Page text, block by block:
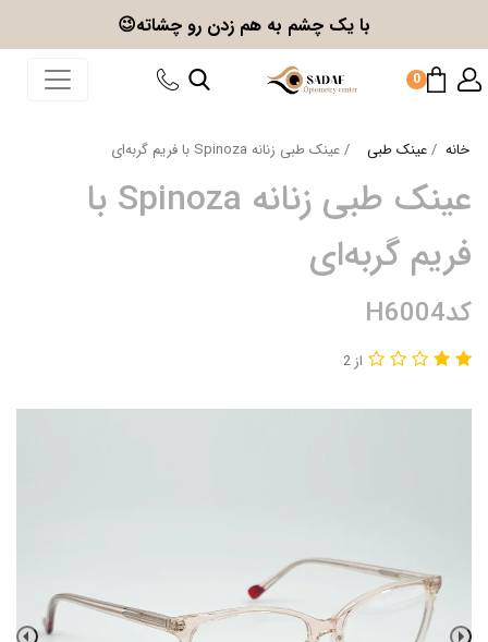
با یک چشم به هم زدن رو چشاته😉
0
خانه عینک طبی عینک طبی زنانه Spinoza با فریم گربه‌ای
عینک طبی زنانه Spinoza با
فریم گربه‌ای
کدH6004
از 2